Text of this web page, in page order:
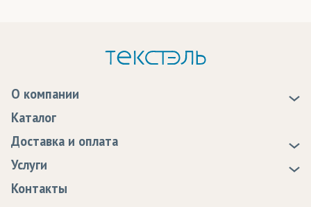
О компании
Статьи
Программа лояльности
Сертификаты качества
Каталог
Доставка и оплата
Доставка
Оплата
Услуги
Образцы
Контакты